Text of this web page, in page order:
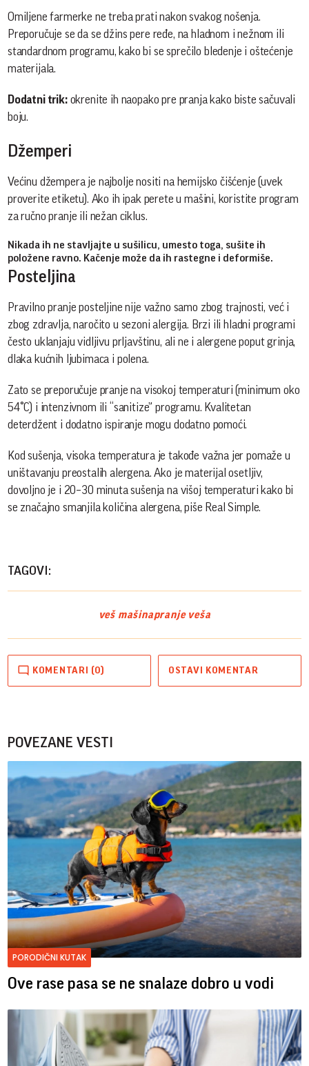
Omiljene farmerke ne treba prati nakon svakog nošenja.
Preporučuje se da se džins pere ređe, na hladnom i nežnom ili
standardnom programu, kako bi se sprečilo bledenje i oštećenje
materijala.
Dodatni trik:okrenite ih naopako pre pranja kako biste sačuvali
boju.
Džemperi
Većinu džempera je najbolje nositi na hemijsko čišćenje (uvek
proverite etiketu). Ako ih ipak perete u mašini, koristite program
za ručno pranje ili nežan ciklus.
Nikada ih ne stavljajte u sušilicu, umesto toga, sušite ih
položene ravno. Kačenje može da ih rastegne i deformiše.
Posteljina
Pravilno pranje posteljine nije važno samo zbog trajnosti, već i
zbog zdravlja, naročito u sezoni alergija. Brzi ili hladni programi
često uklanjaju vidljivu prljavštinu, ali ne i alergene poput grinja,
dlaka kućnih ljubimaca i polena.
Zato se preporučuje pranje na visokoj temperaturi (minimum oko
54°C) i intenzivnom ili “sanitize” programu. Kvalitetan
deterdžent i dodatno ispiranje mogu dodatno pomoći.
Kod sušenja, visoka temperatura je takođe važna jer pomaže u
uništavanju preostalih alergena. Ako je materijal osetljiv,
dovoljno je i 20–30 minuta sušenja na višoj temperaturi kako bi
se značajno smanjila količina alergena, piše Real Simple.
TAGOVI:
veš mašinapranje veša
KOMENTARI (0) OSTAVI KOMENTAR
POVEZANE VESTI
PORODIČNI KUTAK
Ove rase pasa se ne snalaze dobro u vodi